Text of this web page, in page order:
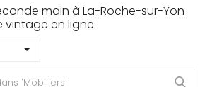
main à La-Roche-sur-Yon
vintage en ligne